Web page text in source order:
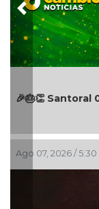
Previous